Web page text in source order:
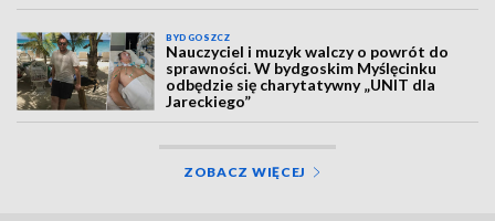
BYDGOSZCZ
Nauczyciel i muzyk walczy o powrót do
sprawności. W bydgoskim Myślęcinku
odbędzie się charytatywny „UNIT dla
Jareckiego”
ZOBACZ WIĘCEJ